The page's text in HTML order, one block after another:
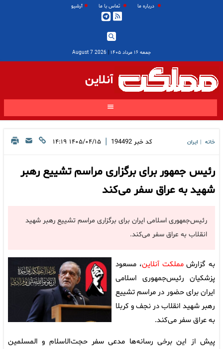
درباره ما تماس با ما آرشیو
جمعه ۱۶ مرداد ۱۴۰۵ |
2026 August 7
آنلاین
خانه ایران کد خبر 194492
| ۱۴۰۵/۰۴/۱۵ ۱۴:۱۹
رئیس جمهور برای برگزاری مراسم تشییع رهبر
شهید به عراق سفر می‌کند
رئیس‌جمهوری اسلامی ایران برای برگزاری مراسم تشییع رهبر شهید
انقلاب به عراق سفر می‌کند.
به گزارشمملکت آنلاین، مسعود
پزشکیان رئیس‌جمهوری اسلامی
ایران برای حضور در مراسم تشییع
رهبر شهید انقلاب در نجف و کربلا
به عراق سفر می‌کند.
پیش از این برخی رسانه‌ها مدعی سفر حجت‌الاسلام و المسلمین